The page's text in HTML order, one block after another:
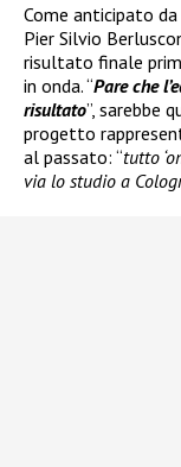
Come anticipato
Pier Silvio
risultato finale
in onda. “Pare che
risultato”, sarebbe
progetto
al passato: “tutto
via lo studio a